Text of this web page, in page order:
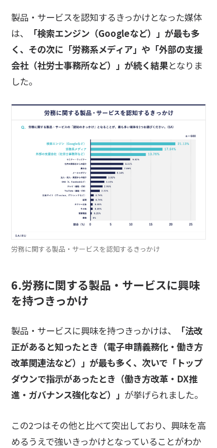
製品・サービスを認知するきっかけとなった媒体
は、
「検索エンジン（Googleなど）」が最も多
く、その次に「労務系メディア」や「外部の支援
会社（社労士事務所など）」が続く結果となりま
した。
労務に関する製品・サービスを認知するきっかけ
6.労務に関する製品・サービスに興味
を持つきっかけ
製品・サービスに興味を持つきっかけは、
「法改
正があると知ったとき（電子申請義務化・働き方
改革関連法など）」が最も多く、次いで「トップ
ダウンで指示があったとき（働き方改革・DX推
進・ガバナンス強化など）」 が挙げられました。
この2つはその他と比べて突出しており、興味を高
めるうえで強いきっかけとなっていることがわか